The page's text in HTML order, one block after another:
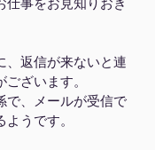
返信が来ないと連
ざいます。
で、メールが受信で
うです。